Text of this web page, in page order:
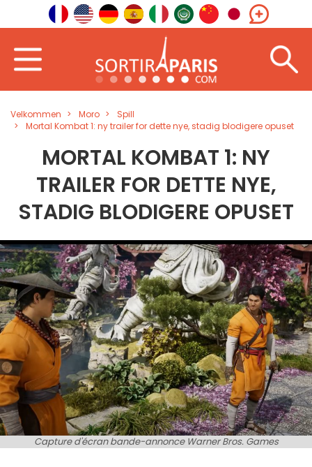
Velkommen Moro
Spill
Mortal Kombat 1: ny trailer for dette nye, stadig blodigere opuset
MORTAL KOMBAT 1: NY
TRAILER FOR DETTE NYE,
STADIG BLODIGERE OPUSET
Capture d'écran bande-annonce Warner Bros. Games